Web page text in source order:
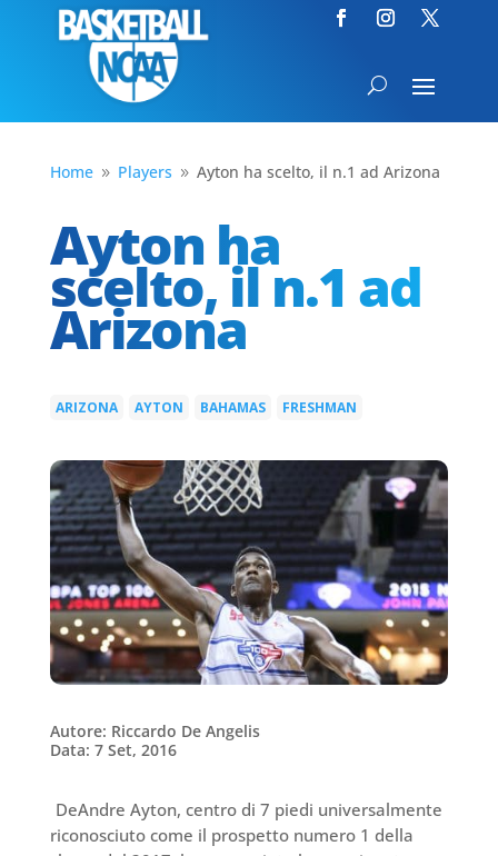
Home 9 Players 9 Ayton ha scelto, il n.1 ad Arizona
Ayton ha
scelto, il n.1 ad
Arizona
ARIZONA AYTON BAHAMAS FRESHMAN
Autore: Riccardo De Angelis
Data: 7 Set, 2016
DeAndre Ayton, centro di 7 piedi universalmente
riconosciuto come il prospetto numero 1 della